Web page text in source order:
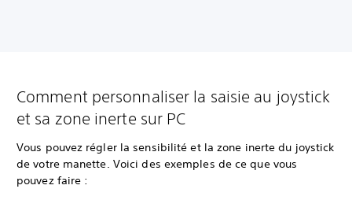
Comment personnaliser la saisie au joystick
et sa zone inerte sur PC
Vous pouvez régler la sensibilité et la zone inerte du joystick
de votre manette. Voici des exemples de ce que vous
pouvez faire :